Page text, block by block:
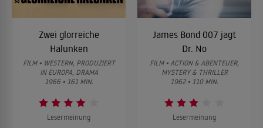
Zwei glorreiche
Halunken
FILM • WESTERN, PRODUZIERT
IN EUROPA, DRAMA
1966 • 161 MIN.
Lesermeinung
James Bond 007 jagt
Dr. No
FILM • ACTION & ABENTEUER,
MYSTERY & THRILLER
1962 • 110 MIN.
Lesermeinung